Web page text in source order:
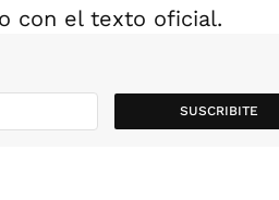
con el texto oficial.
SUSCRIBITE